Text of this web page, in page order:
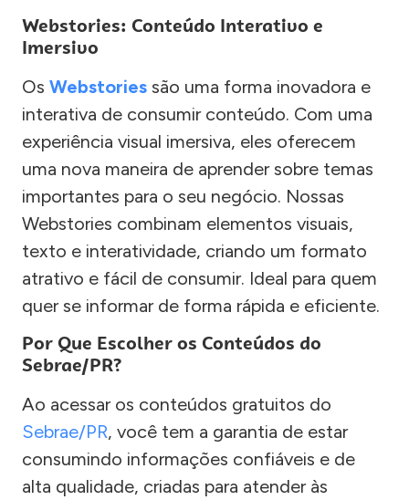
Webstories: Conteúdo Interativo e
Imersivo
Os Webstories são uma forma inovadora e
interativa de consumir conteúdo. Com uma
experiência visual imersiva, eles oferecem
uma nova maneira de aprender sobre temas
importantes para o seu negócio. Nossas
Webstories combinam elementos visuais,
texto e interatividade, criando um formato
atrativo e fácil de consumir. Ideal para quem
quer se informar de forma rápida e eficiente.
Por Que Escolher os Conteúdos do
Sebrae/PR?
Ao acessar os conteúdos gratuitos do
Sebrae/PR, você tem a garantia de estar
consumindo informações confiáveis e de
alta qualidade, criadas para atender às